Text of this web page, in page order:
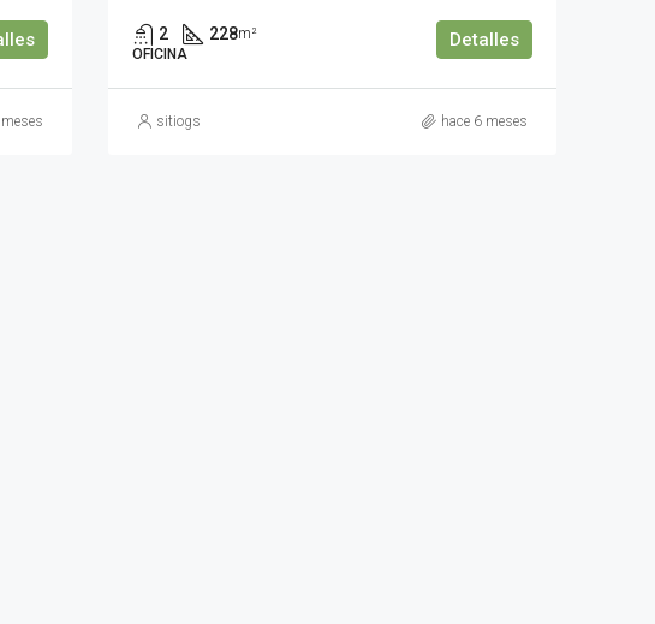
2 228m²
OFICINA
Detalles
sitiogs hace 6 meses